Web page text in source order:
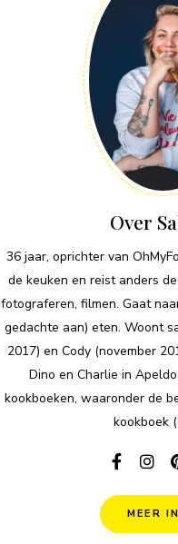
Over
36 jaar, oprichter van
de keuken en reist anders
fotograferen, filmen. Gaat
gedachte aan) eten. Woont
2017) en Cody (november
Dino en Charlie in
kookboeken, waaronder de
kookboek
MEER